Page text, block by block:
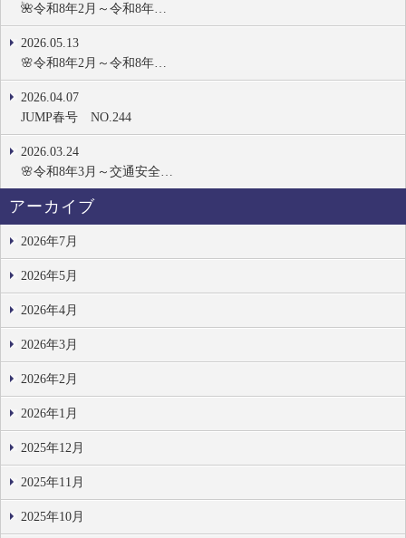
🌺令和8年2月～令和8年…
2026.05.13
🌸令和8年2月～令和8年…
2026.04.07
JUMP春号 NO.244
2026.03.24
🌸令和8年3月～交通安全…
アーカイブ
2026年7月
2026年5月
2026年4月
2026年3月
2026年2月
2026年1月
2025年12月
2025年11月
2025年10月